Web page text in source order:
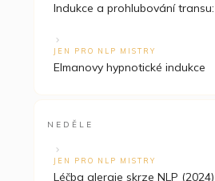
Indukce a prohlubování
JEN PRO NLP MISTRY
Elmanovy hypnotické indukce
NEDĚLE
JEN PRO NLP MISTRY
Léčba alergie skrze NLP (2024)